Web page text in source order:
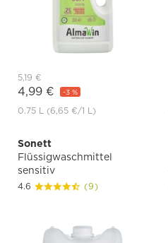
5,19 €
4,99 € -3 %
0.75 L (6,65 €/1 L)
Sonett
Flüssigwaschmittel
sensitiv
4.6 (9)